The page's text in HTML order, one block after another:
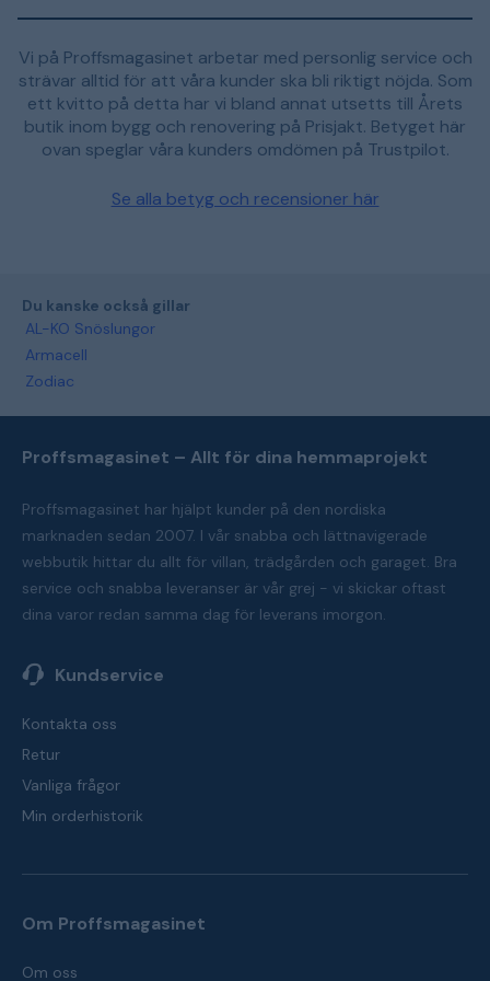
Vi på Proffsmagasinet arbetar med personlig service och
strävar alltid för att våra kunder ska bli riktigt nöjda. Som
ett kvitto på detta har vi bland annat utsetts till Årets
butik inom bygg och renovering på Prisjakt. Betyget här
ovan speglar våra kunders omdömen på Trustpilot.
Se alla betyg och recensioner här
Du kanske också gillar
AL-KO Snöslungor
Armacell
Zodiac
Proffsmagasinet – Allt för dina hemmaprojekt
Proffsmagasinet har hjälpt kunder på den nordiska
marknaden sedan 2007. I vår snabba och lättnavigerade
webbutik hittar du allt för villan, trädgården och garaget. Bra
service och snabba leveranser är vår grej - vi skickar oftast
dina varor redan samma dag för leverans imorgon.
Kundservice
Kontakta oss
Retur
Vanliga frågor
Min orderhistorik
Om Proffsmagasinet
Om oss